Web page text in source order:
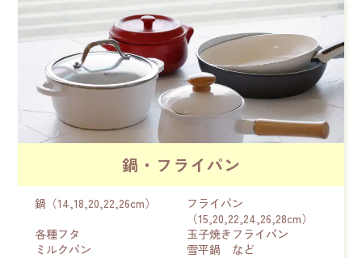
鍋・フライパン
鍋（14,18,20,22,26cm）
フライパン
（15,20,22,24,26,28cm）
各種フタ
玉子焼きフライパン
ミルクパン
雪平鍋 など